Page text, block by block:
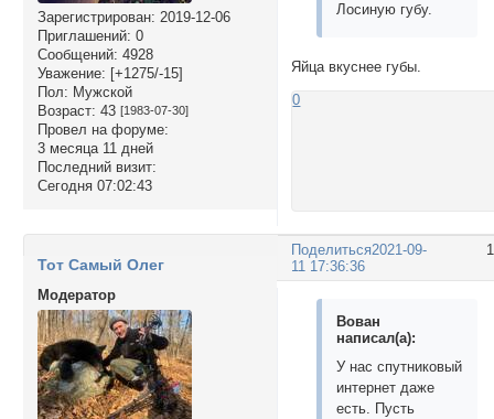
Зарегистрирован: 2019-12-06
Приглашений: 0
Сообщений: 4928
Уважение: [+1275/-15]
Пол: Мужской
Возраст: 43 [1983-07-30]
Провел на форуме:
3 месяца 11 дней
Последний визит:
Сегодня 07:02:43
Лосиную губу.
Яйца вкуснее губы.
0
Поделиться2021-09-
11 17:36:36
Тот Самый Олег
Модератор
Вован
написал(а):
У нас спутниковый
интернет даже
есть. Пусть